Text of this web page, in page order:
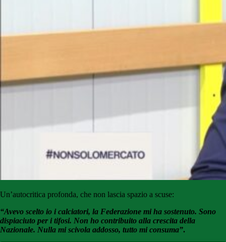
Un’autocritica profonda, che non lascia spazio a scuse:
“Avevo scelto io i calciatori, la Federazione mi ha sostenuto. Sono
dispiaciuto per i tifosi. Non ho contribuito alla crescita della
Nazionale. Nulla mi scivola addosso, tutto mi consuma”.